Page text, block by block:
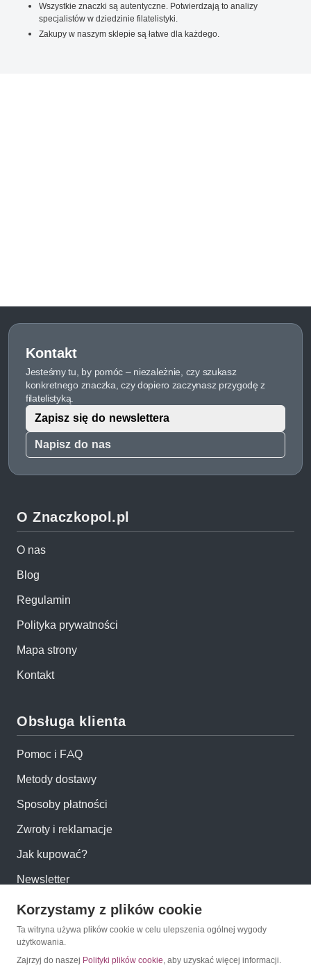
Wszystkie znaczki są autentyczne. Potwierdzają to analizy
specjalistów w dziedzinie filatelistyki.
Zakupy w naszym sklepie są łatwe dla każdego.
Kontakt
Jesteśmy tu, by pomóc – niezależnie, czy szukasz
konkretnego znaczka, czy dopiero zaczynasz przygodę z
filatelistyką.
Napisz do nas
Zapisz się do newslettera
O Znaczkopol.pl
O nas
Blog
Regulamin
Polityka prywatności
Mapa strony
Kontakt
Obsługa klienta
Pomoc i FAQ
Metody dostawy
Sposoby płatności
Zwroty i reklamacje
Jak kupować?
Newsletter
Konto
Moje konto
Korzystamy z plików cookie
Ta witryna używa plików cookie w celu ulepszenia ogólnej wygody
użytkowania.
Zajrzyj do naszej Polityki plików cookie, aby uzyskać więcej informacji.